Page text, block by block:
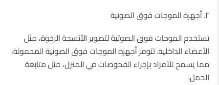
٢. أجهزة الموجات فوق الصوتية
تستخدم الموجات فوق الصوتية لتصوير الأنسجة الرخوة، مثل
الأعضاء الداخلية. تتوفر أجهزة الموجات فوق الصوتية المحمولة،
مما يسمح للأفراد بإجراء الفحوصات في المنزل، مثل متابعة
الحمل.